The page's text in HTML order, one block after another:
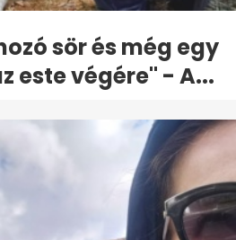
sör és még egy
este végére" - A...